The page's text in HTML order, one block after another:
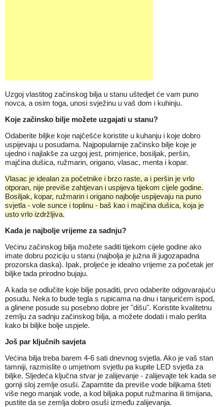
Uzgoj vlastitog začinskog bilja u stanu uštedjet će vam puno
novca, a osim toga, unosi svježinu u vaš dom i kuhinju.
Koje začinsko bilje možete uzgajati u stanu?
Odaberite biljke koje najčešće koristite u kuhanju i koje dobro
uspijevaju u posudama. Najpopularnije začinsko bilje koje je
ujedno i najlakše za uzgoj jest, primjerice, bosiljak, peršin,
majčina dušica, ružmarin, origano, vlasac, menta i kopar.
Vlasac je idealan za početnike i brzo raste, a i peršin je vrlo
otporan, nije previše zahtjevan i uspijeva tijekom cijele godine.
Bosiljak, kopar, ružmarin i origano najbolje uspijevaju na puno
svjetla - vole sunce i toplinu - baš kao i majčina dušica, koja je
usto vrlo izdržljiva.
Kada je najbolje vrijeme za sadnju?
Većinu začinskog bilja možete saditi tijekom cijele godine ako
imate dobru poziciju u stanu (najbolja je južna ili jugozapadna
prozorska daska). Ipak, proljeće je idealno vrijeme za početak jer
biljke tada prirodno bujaju.
A kada se odlučite koje bilje posaditi, prvo odaberite odgovarajuću
posudu. Neka to bude tegla s rupicama na dnu i tanjurićem ispod,
a glinene posude su posebno dobre jer "dišu". Koristite kvalitetnu
zemlju za sadnju začinskog bilja, a možete dodati i malo perlita
kako bi biljke bolje uspjele.
Još par ključnih savjeta
Većina bilja treba barem 4-6 sati dnevnog svjetla. Ako je vaš stan
tamniji, razmislite o umjetnom svjetlu pa kupite LED svjetla za
biljke. Sljedeća ključna stvar je zalijevanje - zalijevajte tek kada se
gornji sloj zemlje osuši. Zapamtite da previše vode biljkama šteti
više nego manjak vode, a kod biljaka poput ružmarina ili timijana,
pustite da se zemlja dobro osuši između zalijevanja.